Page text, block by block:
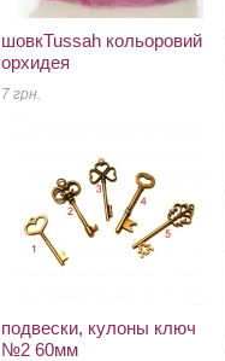
шовкTussah кольоровий
орхидея
7 грн.
подвески, кулоны ключ
№2 60мм